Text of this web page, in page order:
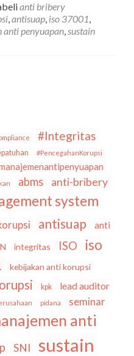
anti bribery
,antisuap, iso 37001,
anti penyuapan,sustain
#Integritas
#PencegahanKorupsi
abms anti-bribery
system
antisuap
anti
integritas ISO
iso
kebijakan anti korupsi
kpk lead auditor
pidana seminar
anti
SNI sustain